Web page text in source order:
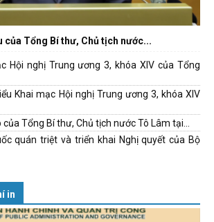
của Tổng Bí thư, Chủ tịch nước...
Hội nghị Trung ương 3, khóa XIV của Tổng
Khai mạc Hội nghị Trung ương 3, khóa XIV
của Tổng Bí thư, Chủ tịch nước Tô Lâm tại...
quán triệt và triển khai Nghị quyết của Bộ
in